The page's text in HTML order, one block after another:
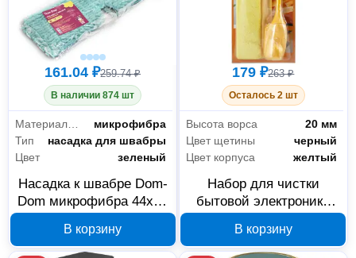
161.04 ₽259.74 ₽
В наличии 874 шт
микрофибра
Тип
насадка для швабры
Цвет
зеленый
Насадка к швабре Dom-
Dom микрофибра 44x15
В корзину
179 ₽263 ₽
Осталось 2 шт
Высота ворса
20 мм
Цвет щетины
черный
Цвет корпуса
желтый
Набор для чистки
бытовой электроники
предмета 310391
В корзину